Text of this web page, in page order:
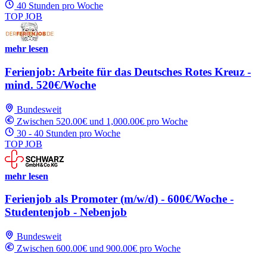
40 Stunden pro Woche
TOP JOB
mehr lesen
Ferienjob: Arbeite für das Deutsches Rotes Kreuz -
mind. 520€/Woche
Bundesweit
Zwischen 520.00€ und 1,000.00€ pro Woche
30 - 40 Stunden pro Woche
TOP JOB
mehr lesen
Ferienjob als Promoter (m/w/d) - 600€/Woche -
Studentenjob - Nebenjob
Bundesweit
Zwischen 600.00€ und 900.00€ pro Woche